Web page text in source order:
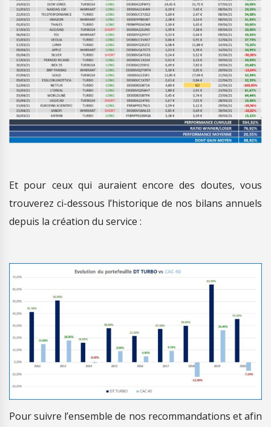
Et pour ceux qui auraient encore des doutes, vous
trouverez ci-dessous l’historique de nos bilans annuels
depuis la création du service :
Pour suivre l’ensemble de nos recommandations et afin